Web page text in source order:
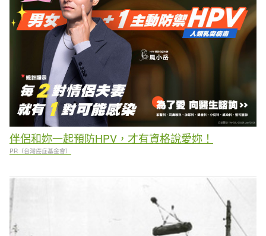
伴侶和妳一起預防HPV，才有資格說愛妳！
PR（台灣癌症基金會）